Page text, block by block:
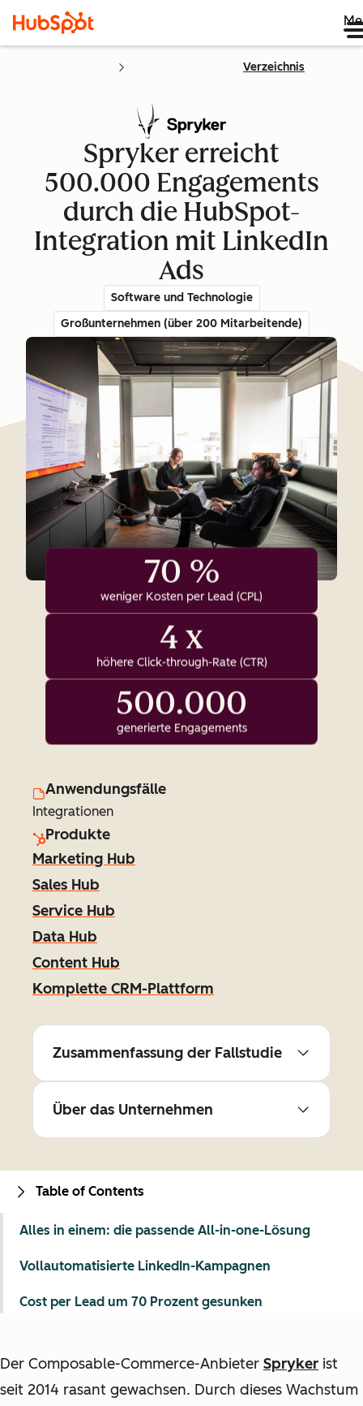
Verzeichnis
Spryker erreicht
500.000 Engagements
durch die HubSpot-
Integration mit LinkedIn
Ads
Software und Technologie
Großunternehmen (über 200 Mitarbeitende)
70 %
weniger Kosten per Lead (CPL)
4 x
höhere Click-through-Rate (CTR)
500.000
generierte Engagements
Anwendungsfälle
Integrationen
Produkte
Marketing Hub
Sales Hub
Service Hub
Data Hub
Content Hub
Komplette CRM-Plattform
Zusammenfassung der Fallstudie
Über das Unternehmen
Der Composable-Commerce-Anbieter Spryker ist
seit 2014 rasant gewachsen. Durch dieses Wachstum
Table of Contents
Alles in einem: die passende All-in-one-Lösung
Vollautomatisierte LinkedIn-Kampagnen
Cost per Lead um 70 Prozent gesunken